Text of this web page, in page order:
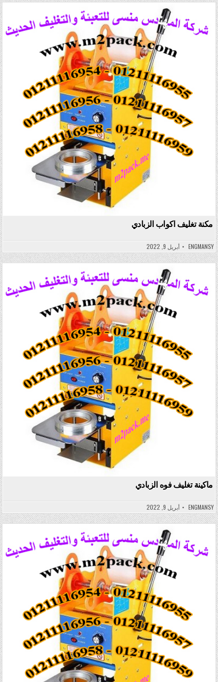
Posted in
مكنة تغليف اكواب الزبادي
ENGMANSY أبريل 9, 2022
Posted in
ماكينة تغليف فوه الزبادي
ENGMANSY أبريل 9, 2022
Posted in